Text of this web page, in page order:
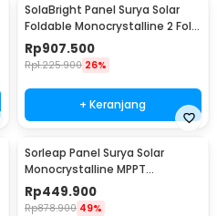
SolaBright Panel Surya Solar
Foldable Monocrystalline 2 Fold
100W - AP-210
Rp907.500
Rp1.225.900 26%
+ Keranjang
Sorleap Panel Surya Solar
Monocrystalline MPPT
Waterproof DC Plug 25W 5V -
UPS-25W
Rp449.900
Rp878.900 49%